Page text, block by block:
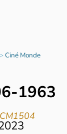
>Ciné Monde
1963